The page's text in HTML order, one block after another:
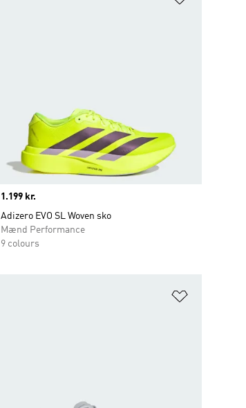
Price
1.199 kr.
Adizero EVO SL Woven sko
Mænd Performance
9 colours